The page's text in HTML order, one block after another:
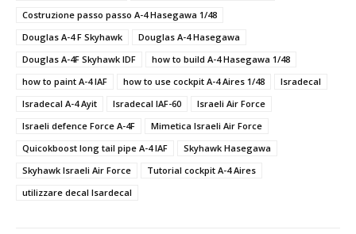
Costruzione passo passo A-4 Hasegawa 1/48
Douglas A-4 F Skyhawk
Douglas A-4 Hasegawa
Douglas A-4F Skyhawk IDF
how to build A-4 Hasegawa 1/48
how to paint A-4 IAF
how to use cockpit A-4 Aires 1/48
Isradecal
Isradecal A-4 Ayit
Isradecal IAF-60
Israeli Air Force
Israeli defence Force A-4F
Mimetica Israeli Air Force
Quicokboost long tail pipe A-4 IAF
Skyhawk Hasegawa
Skyhawk Israeli Air Force
Tutorial cockpit A-4 Aires
utilizzare decal Isardecal